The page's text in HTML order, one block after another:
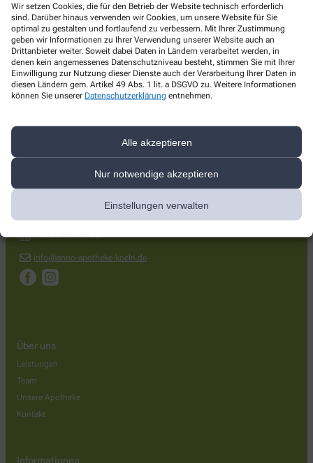
Wir setzen Cookies, die für den Betrieb der Website technisch erforderlich
sind. Darüber hinaus verwenden wir Cookies, um unsere Website für Sie
optimal zu gestalten und fortlaufend zu verbessern. Mit Ihrer Zustimmung
geben wir Informationen zu Ihrer Verwendung unserer Website auch an
Drittanbieter weiter. Soweit dabei Daten in Ländern verarbeitet werden, in
denen kein angemessenes Datenschutzniveau besteht, stimmen Sie mit Ihrer
Einwilligung zur Nutzung dieser Dienste auch der Verarbeitung Ihrer Daten in
diesen Ländern gem. Artikel 49 Abs. 1 lit. a DSGVO zu. Weitere Informationen
können Sie unserer Datenschutzerklärung entnehmen.
Alle akzeptieren
Nur notwendige akzeptieren
Einstellungen verwalten
Welcome to WordPress on Azure Sites. This is your first
post. Edit or delete it, then start writing!
Mehr Lesen
Anno-Apotheke
+49-221/89 34 60
info@anno-apotheke-koeln.de
Über uns
Leistungen
Team
Unsere Apotheke
Kontakt
Informationen